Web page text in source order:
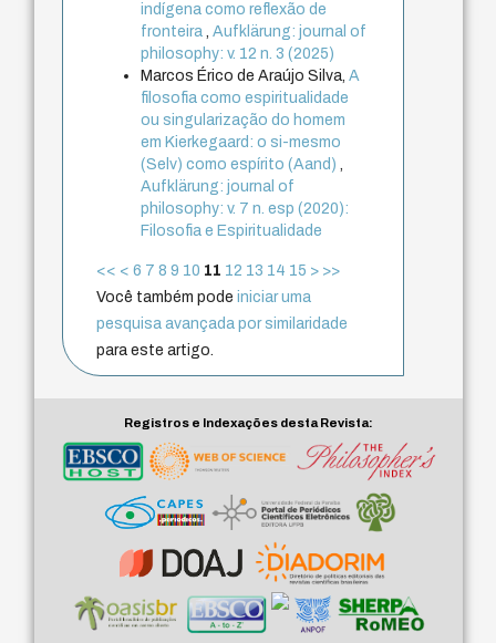
indígena como reflexão de
fronteira,Aufklärung: journal of
philosophy: v. 12 n. 3 (2025)
Marcos Érico de Araújo Silva,A
filosofia como espiritualidade
ou singularização do homem
em Kierkegaard: o si-mesmo
(Selv) como espírito (Aand),
Aufklärung: journal of
philosophy: v. 7 n. esp (2020):
Filosofia e Espiritualidade
<< < 6 7 8 9 10 11 12 13 14 15 > >>
Você também podeiniciar uma
pesquisa avançada por similaridade
para este artigo.
Registros e Indexações desta Revista: